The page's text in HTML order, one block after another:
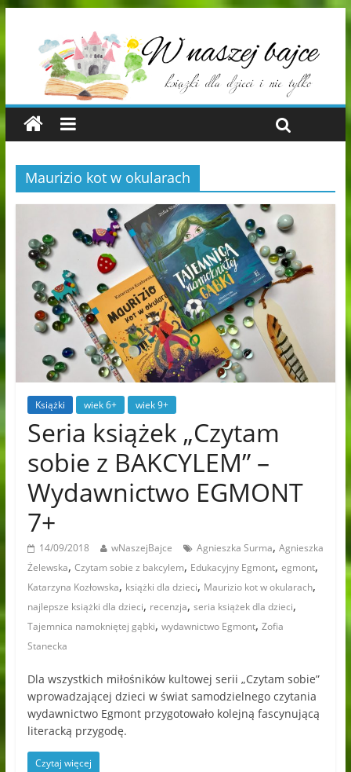
Maurizio kot w okularach
Książki wiek 6+ wiek 9+
Seria książek „Czytam
sobie z BAKCYLEM” –
Wydawnictwo EGMONT
7+
14/09/2018 wNaszejBajce Agnieszka Surma, Agnieszka
Żelewska, Czytam sobie z bakcylem, Edukacyjny Egmont, egmont,
Katarzyna Kozłowska, książki dla dzieci, Maurizio kot w okularach,
najlepsze książki dla dzieci, recenzja, seria książek dla dzieci,
Tajemnica namokniętej gąbki, wydawnictwo Egmont, Zofia
Stanecka
Dla wszystkich miłośników kultowej serii „Czytam sobie”
wprowadzającej dzieci w świat samodzielnego czytania
wydawnictwo Egmont przygotowało kolejną fascynującą
literacką przygodę.
Czytaj więcej